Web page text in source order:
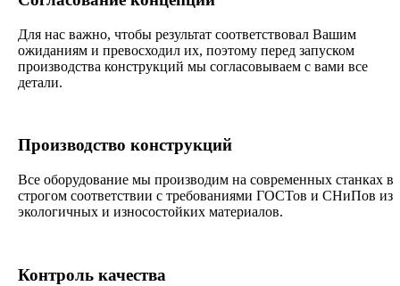
Для нас важно, чтобы результат соответствовал Вашим
ожиданиям и превосходил их, поэтому перед запуском
производства конструкций мы согласовываем с вами все
детали.
Производство конструкций
Все оборудование мы производим на современных станках в
строгом соответствии с требованиями ГОСТов и СНиПов из
экологичных и износостойких материалов.
Контроль качества